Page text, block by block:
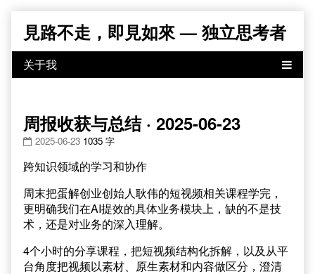
content
見路不走，即見如來 — 独立思考者
周报收获与总结 · 2025-06-23
2025-06-23 1035 字
跨知识领域的学习和协作
周末把蛋解创业创始人耿伟的短视频相关课程学完，
更明确我们在AI提效的具体业务模块上，缺的不是技
术，还是对业务的深入理解。
4个小时的分享课程，把短视频结构化拆解，以及从平
台角度把视频以素材、原生素材和内容做区分，澄清